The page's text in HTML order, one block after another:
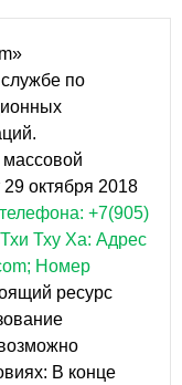
по
октября 2018
+7(905)
Тху Ха: Адрес
Номер
ресурс
В конце